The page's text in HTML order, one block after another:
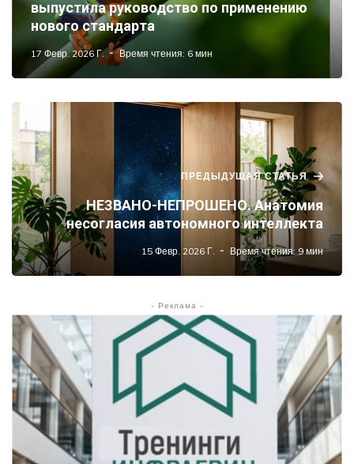
выпустила руководство по применению
нового стандарта
17 Февр. 2026 Г. Время чтения: 6 мин
ПРЕДЫДУЩАЯ СТАТЬЯ
НЕЗВАНО-НЕПРОШЕНО. Анатомия
несогласия автономного интеллекта
15 Февр. 2026 Г. Время чтения: 9 мин
- Реклама -